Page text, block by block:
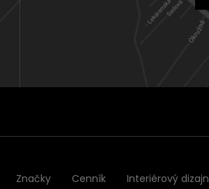
Značky Cenník Interiérový dizajn